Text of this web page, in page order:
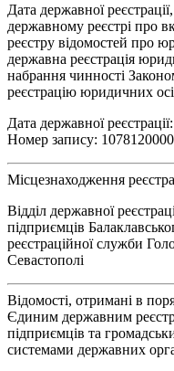
Дата державної
державному реєстрі про
реєстру відомостей про
державна реєстрація
набрання чинності
реєстрацію юридичних
Дата державної
Номер запису:
Місцезнаходження
Відділ державної
підприємців
реєстраційної служби
Севастополі
Відомості, отримані в
Єдиним державним
підприємців та
системами державних